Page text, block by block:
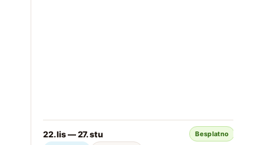
22. lis — 27. stu Besplatno